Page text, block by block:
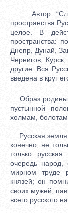
Автор
пространства
целое. В
пространства:
Днепр, Дунай,
Чернигов,
другие. Вся
введена в круг
Образ родины,
пустынной
холмам,
Русская земля
конечно, не
только
очередь народ,
мирном труде
князей; он
своих мужей,
всего русского